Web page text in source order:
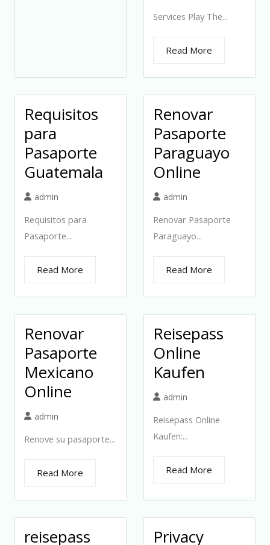
Services Play The...
Read More
Requisitos
para
Pasaporte
Guatemala
admin
Requisitos para
Pasaporte...
Read More
Renovar
Pasaporte
Paraguayo
Online
admin
Renovar Pasaporte
Paraguayo...
Read More
Renovar
Pasaporte
Mexicano
Online
admin
Renove su pasaporte...
Read More
Reisepass
Online
Kaufen
admin
Reisepass Online
Kaufen:...
Read More
reisepass
Privacy